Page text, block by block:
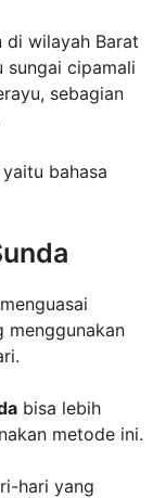
di wilayah Barat
sungai cipamali
sebagian
bahasa
menggunakan
bisa lebih
metode ini.
hari yang